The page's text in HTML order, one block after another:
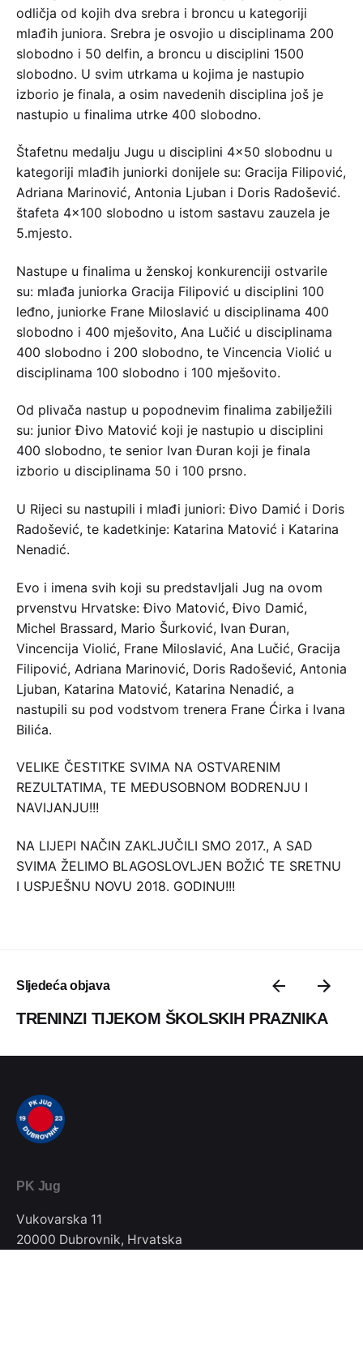
odličja od kojih dva srebra i broncu u kategoriji
mlađih juniora. Srebra je osvojio u disciplinama 200
slobodno i 50 delfin, a broncu u disciplini 1500
slobodno. U svim utrkama u kojima je nastupio
izborio je finala, a osim navedenih disciplina još je
nastupio u finalima utrke 400 slobodno.
Štafetnu medalju Jugu u disciplini 4×50 slobodnu u
kategoriji mlađih juniorki donijele su: Gracija Filipović,
Adriana Marinović, Antonia Ljuban i Doris Radošević.
štafeta 4×100 slobodno u istom sastavu zauzela je
5.mjesto.
Nastupe u finalima u ženskoj konkurenciji ostvarile
su: mlađa juniorka Gracija Filipović u disciplini 100
leđno, juniorke Frane Miloslavić u disciplinama 400
slobodno i 400 mješovito, Ana Lučić u disciplinama
400 slobodno i 200 slobodno, te Vincencia Violić u
disciplinama 100 slobodno i 100 mješovito.
Od plivača nastup u popodnevim finalima zabilježili
su: junior Đivo Matović koji je nastupio u disciplini
400 slobodno, te senior Ivan Đuran koji je finala
izborio u disciplinama 50 i 100 prsno.
U Rijeci su nastupili i mlađi juniori: Đivo Damić i Doris
Radošević, te kadetkinje: Katarina Matović i Katarina
Nenadić.
Evo i imena svih koji su predstavljali Jug na ovom
prvenstvu Hrvatske: Đivo Matović, Đivo Damić,
Michel Brassard, Mario Šurković, Ivan Đuran,
Vincencija Violić, Frane Miloslavić, Ana Lučić, Gracija
Filipović, Adriana Marinović, Doris Radošević, Antonia
Ljuban, Katarina Matović, Katarina Nenadić, a
nastupili su pod vodstvom trenera Frane Ćirka i Ivana
Bilića.
VELIKE ČESTITKE SVIMA NA OSTVARENIM
REZULTATIMA, TE MEĐUSOBNOM BODRENJU I
NAVIJANJU!!!
NA LIJEPI NAČIN ZAKLJUČILI SMO 2017., A SAD
SVIMA ŽELIMO BLAGOSLOVLJEN BOŽIĆ TE SRETNU
I USPJEŠNU NOVU 2018. GODINU!!!
Sljedeća objava
TRENINZI TIJEKOM ŠKOLSKIH PRAZNIKA
PK Jug
Vukovarska 11
20000 Dubrovnik, Hrvatska